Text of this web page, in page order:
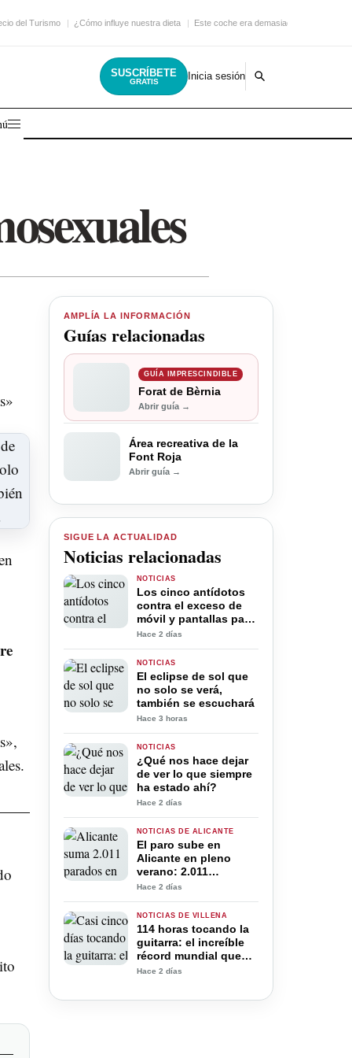
del Turismo ¿Cómo influye nuestra dieta Este coche era demasiado
SUSCRÍBETE
GRATIS Inicia sesión
AMPLÍA LA INFORMACIÓN
Guías relacionadas
GUÍA IMPRESCINDIBLE
Forat de Bèrnia
Abrir guía →
Área recreativa de la
Font Roja
Abrir guía →
SIGUE LA ACTUALIDAD
Noticias relacionadas
NOTICIAS
Los cinco antídotos
contra el exceso de
móvil y pantallas para
la desconexión digital
Hace 2 días
NOTICIAS
El eclipse de sol que
no solo se verá,
también se escuchará
Hace 3 horas
NOTICIAS
¿Qué nos hace dejar
de ver lo que siempre
ha estado ahí?
Hace 2 días
NOTICIAS DE ALICANTE
El paro sube en
Alicante en pleno
verano: 2.011
desempleados más
trabajadores
Hace 2 días
NOTICIAS DE VILLENA
114 horas tocando la
guitarra: el increíble
récord mundial que
José “El Gran Jota”
Hace 2 días